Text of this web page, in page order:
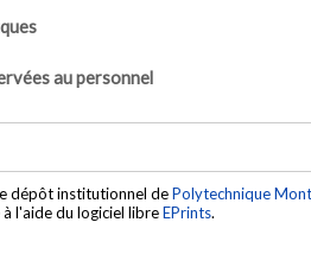
au personnel
dépôt institutionnel dePolytechnique
l'aide du logiciel libreEPrints.